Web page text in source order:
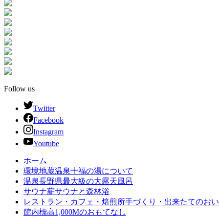
Follow us
Twitter
Facebook
Instagram
Youtube
ホーム
環境地蔵温泉十福の湯について
温泉長野県最大級の大露天風呂
サウナ薪サウナと森林浴
レストラン・カフェ・焙煎所手づくり・出来たてのお
館内標高1,000Mのおもてなし